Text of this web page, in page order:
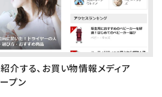
介する、お買い物情報メディア
プン